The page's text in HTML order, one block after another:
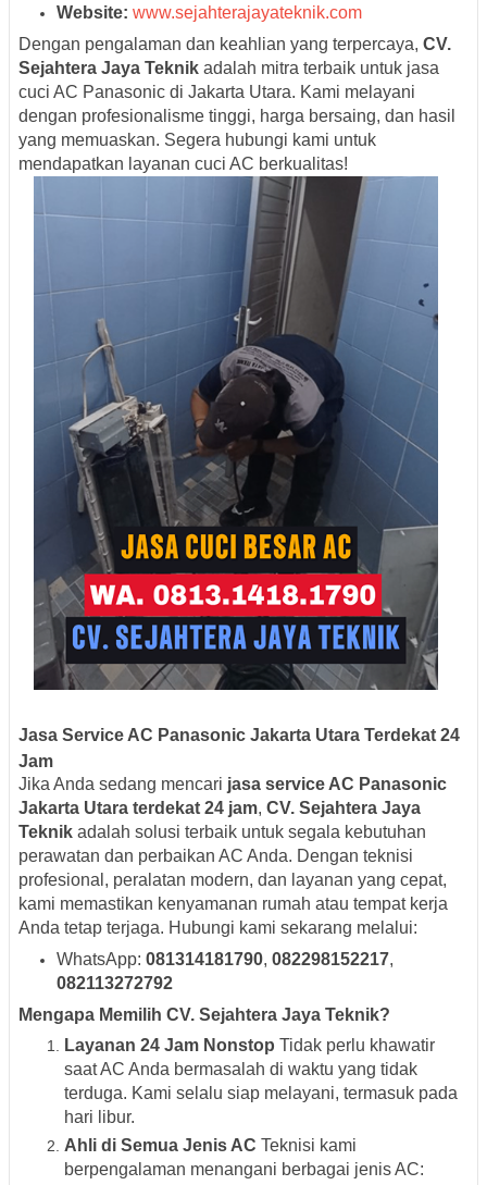
Website: www.sejahterajayateknik.com
Dengan pengalaman dan keahlian yang terpercaya, CV.
Sejahtera Jaya Teknik adalah mitra terbaik untuk jasa
cuci AC Panasonic di Jakarta Utara. Kami melayani
dengan profesionalisme tinggi, harga bersaing, dan hasil
yang memuaskan. Segera hubungi kami untuk
mendapatkan layanan cuci AC berkualitas!
Jasa Service AC Panasonic Jakarta Utara Terdekat 24
Jam
Jika Anda sedang mencari jasa service AC Panasonic
Jakarta Utara terdekat 24 jam, CV. Sejahtera Jaya
Teknik adalah solusi terbaik untuk segala kebutuhan
perawatan dan perbaikan AC Anda. Dengan teknisi
profesional, peralatan modern, dan layanan yang cepat,
kami memastikan kenyamanan rumah atau tempat kerja
Anda tetap terjaga. Hubungi kami sekarang melalui:
WhatsApp: 081314181790, 082298152217,
082113272792
Mengapa Memilih CV. Sejahtera Jaya Teknik?
Layanan 24 Jam Nonstop Tidak perlu khawatir
saat AC Anda bermasalah di waktu yang tidak
terduga. Kami selalu siap melayani, termasuk pada
hari libur.
Ahli di Semua Jenis AC Teknisi kami
berpengalaman menangani berbagai jenis AC: